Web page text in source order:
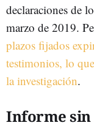
declaraciones de
marzo de 2019.
plazos fijados
testimonios, lo
la investigación.
Informe